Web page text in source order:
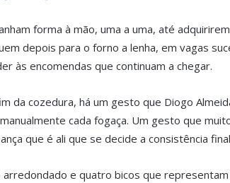
forma à mão, uma a uma, até
depois para o forno a lenha, em vagas
às encomendas que continuam a chegar.
da cozedura, há um gesto que Diogo
cada fogaça. Um gesto que
que é ali que se decide a consistência
e quatro bicos que